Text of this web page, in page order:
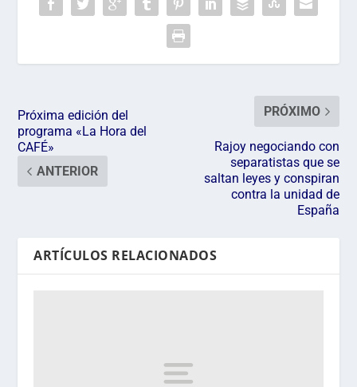
Próxima edición del
programa «La Hora del
CAFÉ»
ANTERIOR
PRÓXIMO
Rajoy negociando con
separatistas que se
saltan leyes y conspiran
contra la unidad de
España
ARTÍCULOS RELACIONADOS